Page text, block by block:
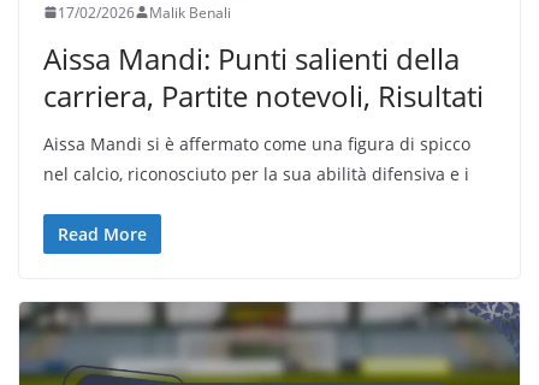
17/02/2026 Malik Benali
Aissa Mandi: Punti salienti della
carriera, Partite notevoli, Risultati
Aissa Mandi si è affermato come una figura di spicco
nel calcio, riconosciuto per la sua abilità difensiva e i
Read More